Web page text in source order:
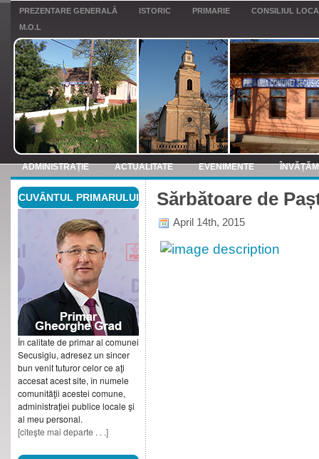
PREZENTARE GENERALĂ ISTORIC PRIMARIE
CONSILIUL
M.O.L
ADMINISTRAȚIE ACTUALITATE EVENIMENTE
ANUNTURI
CUVÂNTUL PRIMARULUI
În calitate de primar al comunei
Secusigiu, adresez un sincer
bun venit tuturor celor ce aţi
accesat acest site, în numele
comunităţii acestei comune,
administraţiei publice locale şi
al meu personal.
[citeşte mai departe . . .]
Sărbătoare de
April 14th, 2015